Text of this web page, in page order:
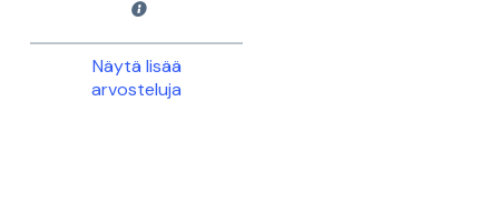
Näytä lisää
arvosteluja